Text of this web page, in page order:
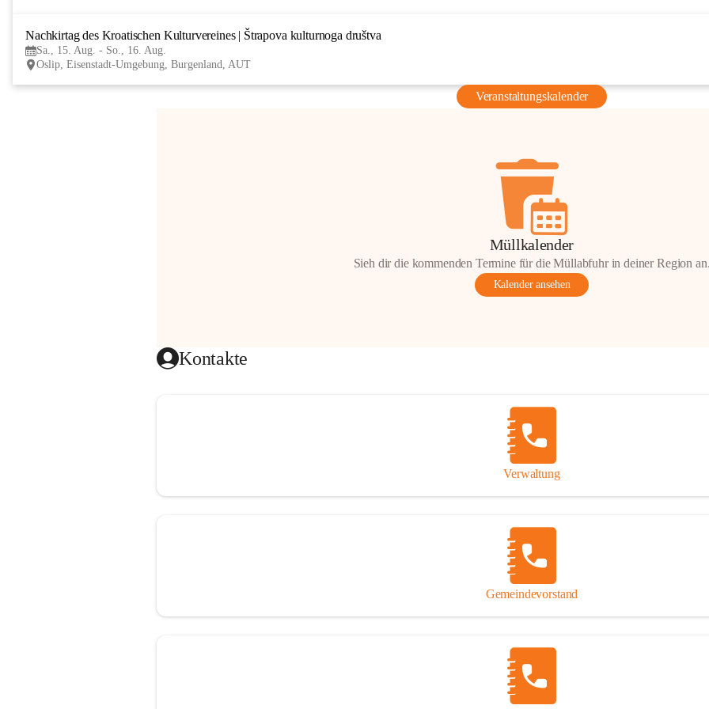
Nachkirtag des Kroatischen Kulturvereines | Štrapova kulturnoga društva
Sa., 15. Aug. - So., 16. Aug.
Oslip, Eisenstadt-Umgebung, Burgenland, AUT
Veranstaltungskalender
Müllkalender
Sieh dir die kommenden Termine für die Müllabfuhr in deiner Region an.
Kalender ansehen
Kontakte
Verwaltung
Gemeindevorstand